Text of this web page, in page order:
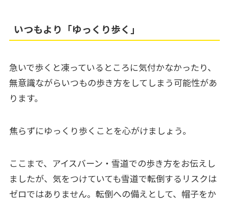
いつもより「ゆっくり歩く」
急いで歩くと凍っているところに気付かなかったり、
無意識ながらいつもの歩き方をしてしまう可能性があ
ります。
焦らずにゆっくり歩くことを心がけましょう。
ここまで、アイスバーン・雪道での歩き方をお伝えし
ましたが、気をつけていても雪道で転倒するリスクは
ゼロではありません。転倒への備えとして、帽子をか